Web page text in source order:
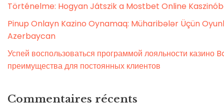
Történelme: Hogyan Játszik a Mostbet Online
Pinup Onlayn Kazino Oynamaq: Müharibələr Üçün
Azerbaycan
Успей воспользоваться программой лояльности казино
преимущества для постоянных клиентов
Commentaires récents